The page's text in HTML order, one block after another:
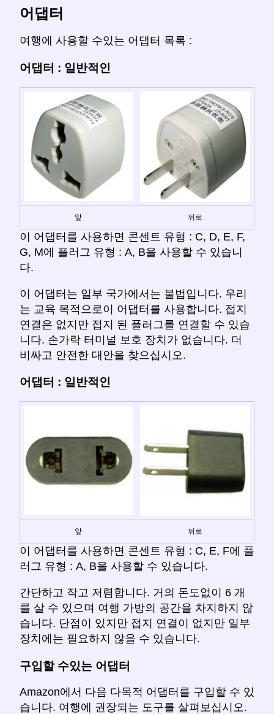
어댑터
여행에 사용할 수있는 어댑터 목록 :
어댑터 : 일반적인
앞 뒤로
이 어댑터를 사용하면 콘센트 유형 : C, D, E, F,
G, M에 플러그 유형 : A, B을 사용할 수 있습니
다.
이 어댑터는 일부 국가에서는 불법입니다. 우리
는 교육 목적으로이 어댑터를 사용합니다. 접지
연결은 없지만 접지 된 플러그를 연결할 수 있습
니다. 손가락 터미널 보호 장치가 없습니다. 더
비싸고 안전한 대안을 찾으십시오.
어댑터 : 일반적인
앞 뒤로
이 어댑터를 사용하면 콘센트 유형 : C, E, F에 플
러그 유형 : A, B을 사용할 수 있습니다.
간단하고 작고 저렴합니다. 거의 돈도없이 6 개
를 살 수 있으며 여행 가방의 공간을 차지하지 않
습니다. 단점이 있지만 접지 연결이 없지만 일부
장치에는 필요하지 않을 수 있습니다.
구입할 수있는 어댑터
Amazon에서 다음 다목적 어댑터를 구입할 수 있
습니다. 여행에 권장되는 도구를 살펴보십시오.